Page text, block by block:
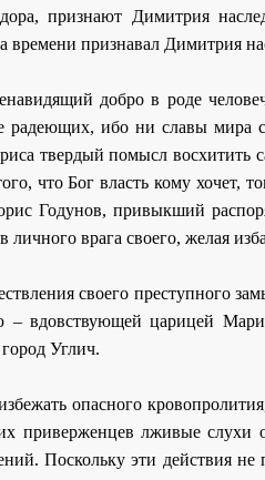
признают Димитрия
времени признавал Димитрия
добро в роде
радеющих, ибо ни славы мира
твердый помысл восхитить
что Бог власть кому
Годунов, привыкший
личного врага своего, желая
своего преступного
– вдовствующей царицей
Углич.
опасного
приверженцев лживые слухи
Поскольку эти действия